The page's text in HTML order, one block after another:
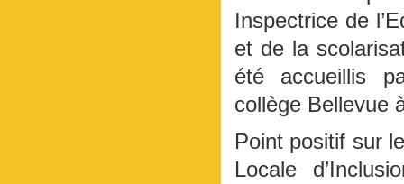
Inspectrice de
et de la
été accueillis
collège Bellevue
Point positif sur
Locale